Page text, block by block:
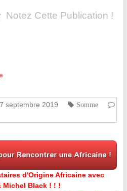
Notez Cette Publication !
septembre 2019
Somme
d'Origine Africaine avec
Michel Black ! ! !